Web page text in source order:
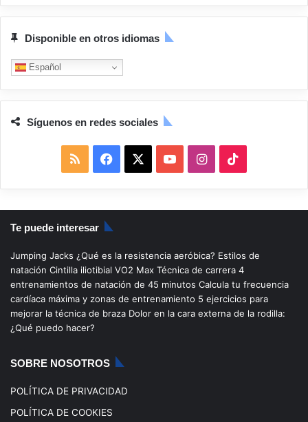
Disponible en otros idiomas
Español
Síguenos en redes sociales
S
S
a
c
b
o
o
u
u
b
I
n
s
a
g
i
k
o
k
Te puede interesar
Jumping Jacks ¿Qué es la resistencia aeróbica? Estilos de
natación Cintilla iliotibial VO2 Max Técnica de carrera 4
entrenamientos de natación de 45 minutos Calcula tu frecuencia
cardíaca máxima y zonas de entrenamiento 5 ejercicios para
mejorar la técnica de braza Dolor en la cara externa de la rodilla:
¿Qué puedo hacer?
SOBRE NOSOTROS
POLÍTICA DE PRIVACIDAD
POLÍTICA DE COOKIES